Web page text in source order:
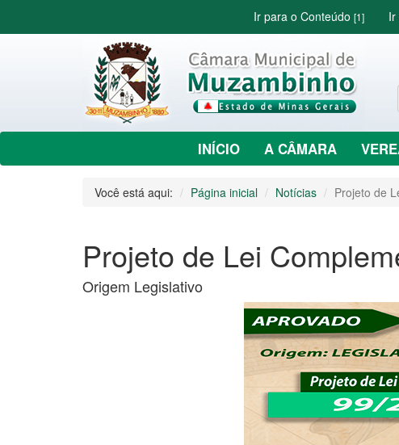
Ir para o Conteúdo [1] Ir
INÍCIO A CÂMARA
Você está aqui: Página inicial Notícias Projeto de
Projeto de Lei
Origem Legislativo